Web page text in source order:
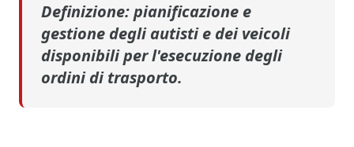
Definizione: pianificazione e
gestione degli autisti e dei veicoli
disponibili per l'esecuzione degli
ordini di trasporto.